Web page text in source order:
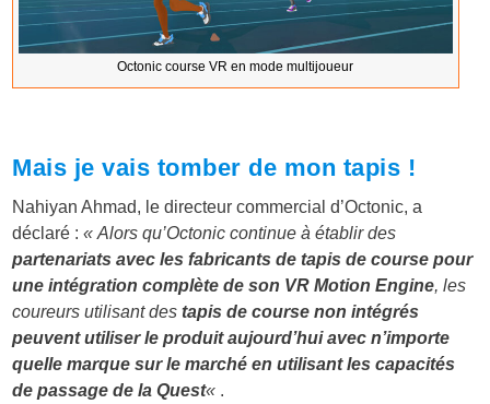
Octonic course VR en mode multijoueur
Mais je vais tomber de mon tapis !
Nahiyan Ahmad, le directeur commercial d’Octonic, a
déclaré :« Alors qu’Octonic continue à établir des
partenariats avec les fabricants de tapis de course pour
une intégration complète de son VR Motion Engine, les
coureurs utilisant destapis de course non intégrés
peuvent utiliser le produit aujourd’hui avec n’importe
quelle marque sur le marché en utilisant les capacités
de passage de la Quest« .